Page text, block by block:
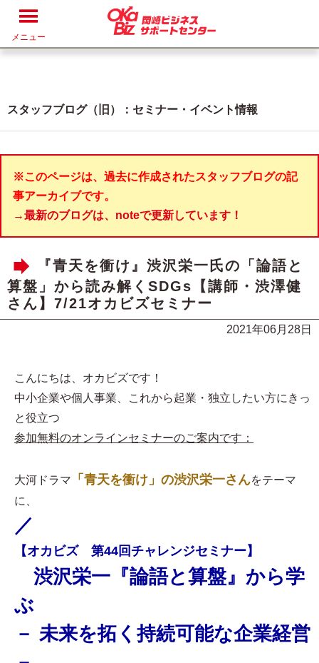
メニュー
スタッフブログ（旧）：セミナー・イベント情報
※このページは、過去に作成されたスタッフブログの記
事アーカイブです。
→最新のブログは、noteで更新しています！
『青天を衝け』渋沢栄一氏の「論語と
算盤」から読み解くSDGs【講師・渋澤健
さん】7/21オカビズセミナー
2021年06月28日
こんにちは、オカビズです！
中小企業や個人事業、これから起業・独立したい方にきっ
と役立つ
参加無料のオンラインセミナーのご案内です：
大河ドラマ 「青天を衝け」の渋沢栄一さんをテーマ
に、
／
【オカビズ 第44回チャレンジセミナー】
渋沢栄一『論語と算盤』から学
ぶ
－ 未来を拓く持続可能な企業経営